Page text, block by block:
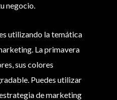
negocio.
utilizando la temática
La primavera
sus colores
Puedes utilizar
de marketing